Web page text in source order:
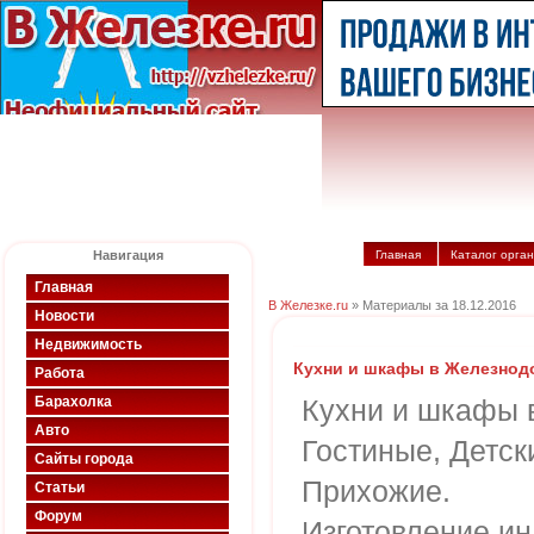
Навигация
Главная
Новости
Недвижимость
Работа
Барахолка
Авто
Сайты города
Статьи
Форум
Главная Каталог
В Железке.ru » Материалы за 18.12.2016
Кухни и шкафы в
Кухни и шкафы
Гостиные,
Прихожие.